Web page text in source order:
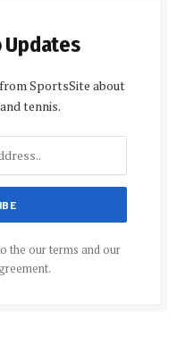
SportsSite about
tennis.
the our terms and our